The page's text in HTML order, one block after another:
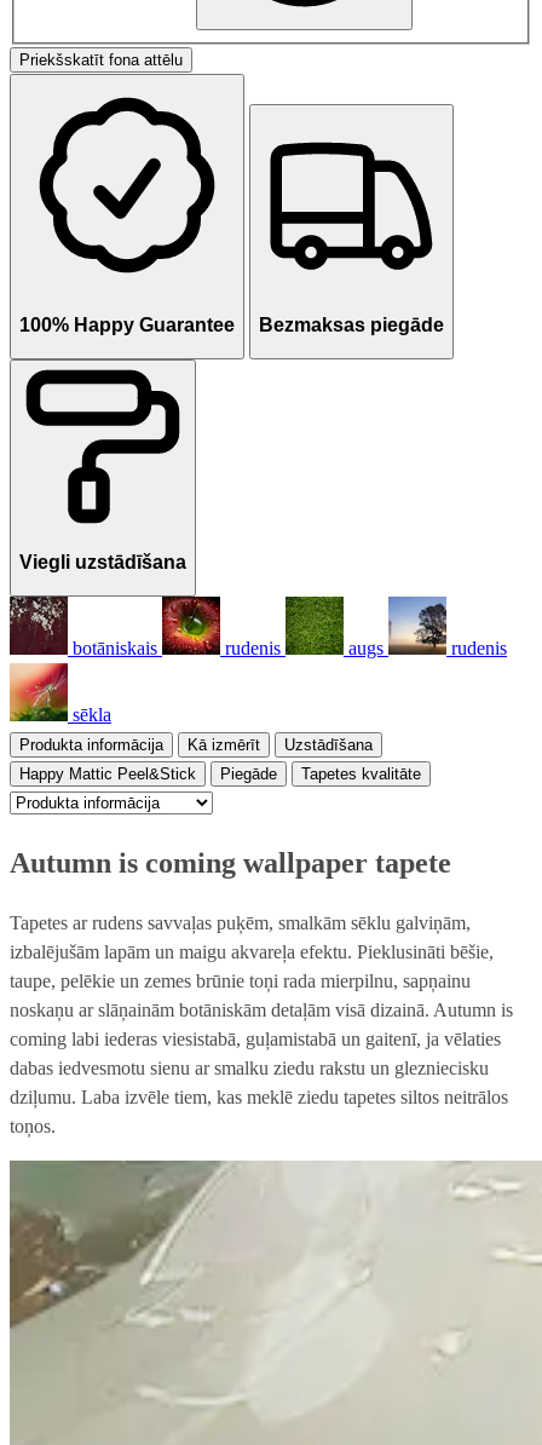
Priekšskatīt fona attēlu
100% Happy Guarantee Bezmaksas piegāde
Viegli uzstādīšana
botāniskais rudenis augs rudenis
sēkla
Produkta informācija Kā izmērīt
Uzstādīšana
Happy Mattic Peel&Stick
Piegāde Tapetes kvalitāte
Autumn is coming wallpaper tapete
Tapetes ar rudens savvaļas puķēm, smalkām sēklu galviņām,
izbalējušām lapām un maigu akvareļa efektu. Pieklusināti bēšie,
taupe, pelēkie un zemes brūnie toņi rada mierpilnu, sapņainu
noskaņu ar slāņainām botāniskām detaļām visā dizainā. Autumn is
coming labi iederas viesistabā, guļamistabā un gaitenī, ja vēlaties
dabas iedvesmotu sienu ar smalku ziedu rakstu un glezniecisku
dziļumu. Laba izvēle tiem, kas meklē ziedu tapetes siltos neitrālos
toņos.